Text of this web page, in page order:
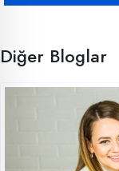
Diğer Bloglar